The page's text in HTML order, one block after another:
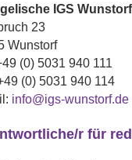
IGS Wunstorf
23
Wunstorf
(0) 5031 940 111
(0) 5031 940 114
info@igs-wunstorf.de
r für